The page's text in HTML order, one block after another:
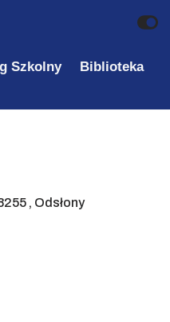
Szkolny
Biblioteka
, Odsłony